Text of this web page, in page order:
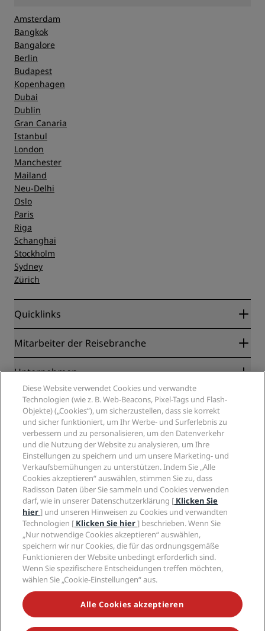
Amsterdam
Bangkok
Bangalore
Berlin
Budapest
Kopenhagen
Dubai
Dublin
Gran Canaria
Istanbul
London
Manchester
Mailand
Neu-Delhi
Oslo
Paris
Riga
Schanghai
Stockholm
Sydney
Zürich
Quicklinks
Radisson Rewards
Blog
Neue und aufstrebende Hotels
Radisson Hotels APP
„Sports Approved“-Hotels
Familienfreundliche Hotels
Gesundheit & Sicherheit
Mitarbeiter der Reisebranche
Partner
Reisebüros
Unternehmen
Radisson Hotel Group
Medien
Karriere RHG
Karriere PPHE
Karrieren EHL
The Club by RHG
Entwicklungsmöglichkeiten
Responsible Business – Unser Engagement
Einkauf
Rechtliches
Privacy Centre
Rechtliche Hinweise
Radisson Rewards Geschäftsbedingungen
Website-Nutzungsvereinbarung
Digitale Barrierefreiheit
Moderne Sklaverei – Erklärung
Hilfe
Verbrauchermeldungen
Kontakt
FAQ
Inhaltsübersicht
Soziale Medien
Marken von Radisson Hotels
VERPASSEN SIE NIEMALS UNSERE BELIEBTESTEN
ANGEBOTE
Diese Website verwendet Cookies und verwandte
Technologien (wie z. B. Web-Beacons, Pixel-Tags und Flash-
Objekte) („Cookies“), um sicherzustellen, dass sie korrekt
und sicher funktioniert, um Ihr Werbe- und Surferlebnis zu
verbessern und zu personalisieren, um den Datenverkehr
und die Nutzung der Website zu analysieren, um Ihre
Einstellungen zu speichern und um unsere Marketing- und
Verkaufsbemühungen zu unterstützen. Indem Sie „Alle
Cookies akzeptieren“ auswählen, stimmen Sie zu, dass
Radisson Daten über Sie sammeln und Cookies verwenden
darf, wie in unserer Datenschutzerklärung [ Klicken Sie
hier] und unseren Hinweisen zu Cookies und verwandten
Technologien [ Klicken Sie hier] beschrieben. Wenn Sie
„Nur notwendige Cookies akzeptieren“ auswählen,
speichern wir nur Cookies, die für das ordnungsgemäße
Funktionieren der Website unbedingt erforderlich sind.
Wenn Sie spezifischere Entscheidungen treffen möchten,
wählen Sie „Cookie-Einstellungen“ aus.
Alle Cookies akzeptieren